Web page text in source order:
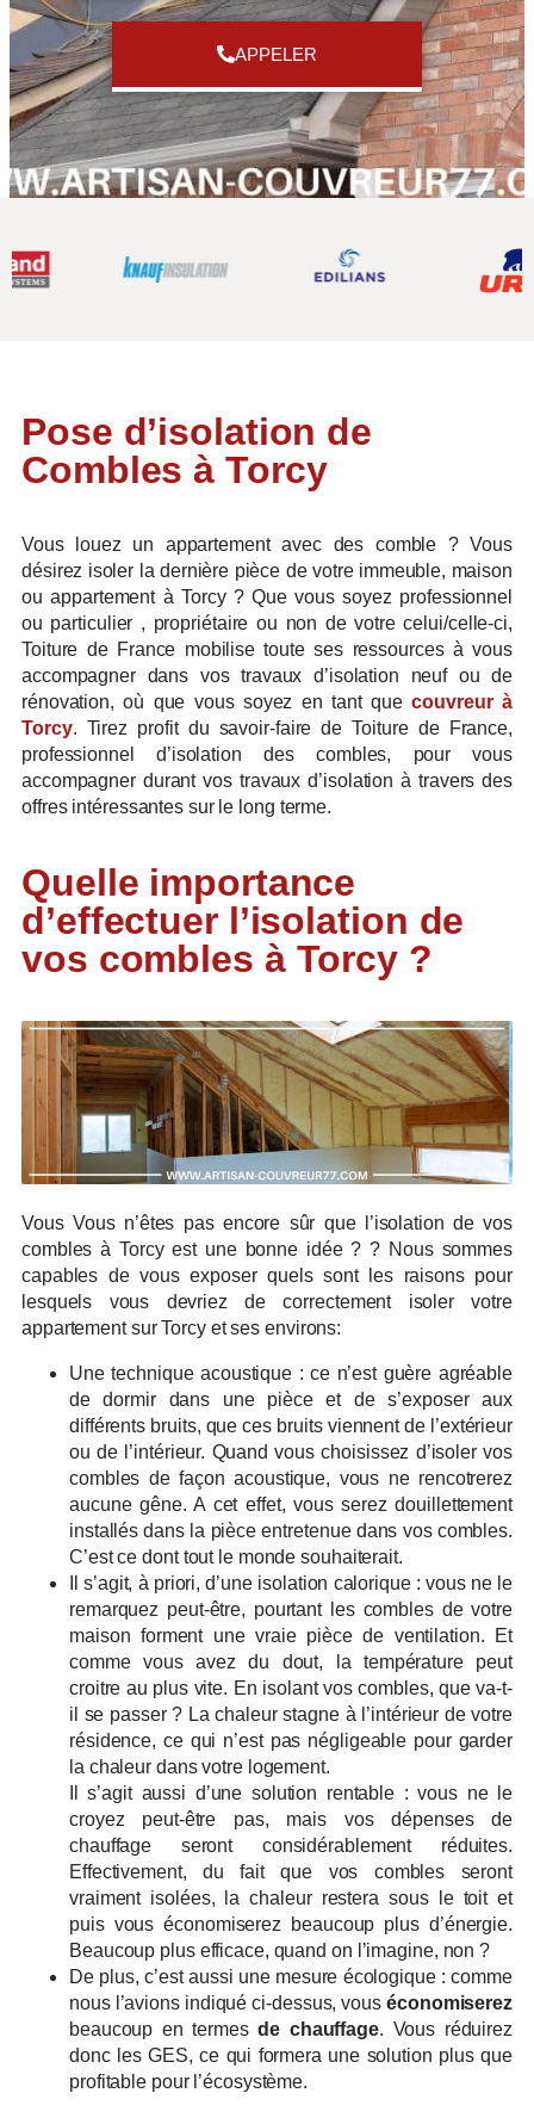
APPELER
Pose d’isolation de
Combles à Torcy
Vous louez un appartement avec des comble ? Vous
désirez isoler la dernière pièce de votre immeuble, maison
ou appartement à Torcy ? Que vous soyez professionnel
ou particulier , propriétaire ou non de votre celui/celle-ci,
Toiture de France mobilise toute ses ressources à vous
accompagner dans vos travaux d’isolation neuf ou de
rénovation, où que vous soyez en tant quecouvreur à
Torcy. Tirez profit du savoir-faire de Toiture de France,
professionnel d’isolation des combles, pour vous
accompagner durant vos travaux d’isolation à travers des
offres intéressantes sur le long terme.
Quelle importance
d’effectuer l’isolation de
vos combles à Torcy ?
Vous Vous n’êtes pas encore sûr que l’isolation de vos
combles à Torcy est une bonne idée ? ? Nous sommes
capables de vous exposer quels sont les raisons pour
lesquels vous devriez de correctement isoler votre
appartement sur Torcy et ses environs:
Une technique acoustique : ce n’est guère agréable
de dormir dans une pièce et de s’exposer aux
différents bruits, que ces bruits viennent de l’extérieur
ou de l’intérieur. Quand vous choisissez d’isoler vos
combles de façon acoustique, vous ne rencotrerez
aucune gêne. A cet effet, vous serez douillettement
installés dans la pièce entretenue dans vos combles.
C’est ce dont tout le monde souhaiterait.
Il s’agit, à priori, d’une isolation calorique : vous ne le
remarquez peut-être, pourtant les combles de votre
maison forment une vraie pièce de ventilation. Et
comme vous avez du dout, la température peut
croitre au plus vite. En isolant vos combles, que va-t-
il se passer ? La chaleur stagne à l’intérieur de votre
résidence, ce qui n’est pas négligeable pour garder
la chaleur dans votre logement.
Il s’agit aussi d’une solution rentable : vous ne le
croyez peut-être pas, mais vos dépenses de
chauffage seront considérablement réduites.
Effectivement, du fait que vos combles seront
vraiment isolées, la chaleur restera sous le toit et
puis vous économiserez beaucoup plus d’énergie.
Beaucoup plus efficace, quand on l’imagine, non ?
De plus, c’est aussi une mesure écologique : comme
nous l’avions indiqué ci-dessus, vouséconomiserez
beaucoup en termesde chauffage. Vous réduirez
donc les GES, ce qui formera une solution plus que
profitable pour l’écosystème.